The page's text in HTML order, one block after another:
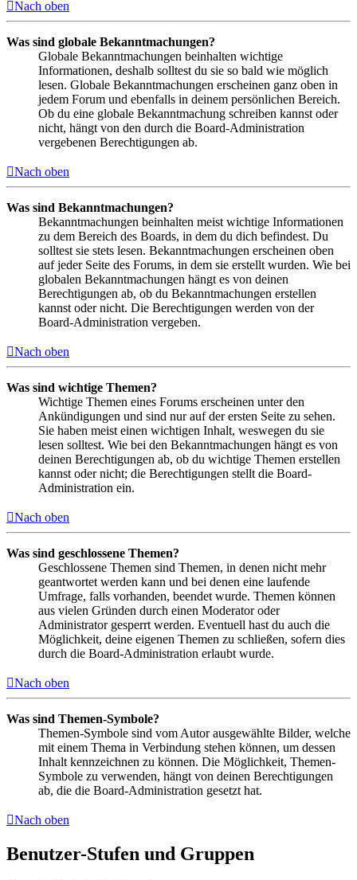
Nach oben
Was sind globale Bekanntmachungen?
Globale Bekanntmachungen beinhalten wichtige
Informationen, deshalb solltest du sie so bald wie möglich
lesen. Globale Bekanntmachungen erscheinen ganz oben in
jedem Forum und ebenfalls in deinem persönlichen Bereich.
Ob du eine globale Bekanntmachung schreiben kannst oder
nicht, hängt von den durch die Board-Administration
vergebenen Berechtigungen ab.
Nach oben
Was sind Bekanntmachungen?
Bekanntmachungen beinhalten meist wichtige Informationen
zu dem Bereich des Boards, in dem du dich befindest. Du
solltest sie stets lesen. Bekanntmachungen erscheinen oben
auf jeder Seite des Forums, in dem sie erstellt wurden. Wie bei
globalen Bekanntmachungen hängt es von deinen
Berechtigungen ab, ob du Bekanntmachungen erstellen
kannst oder nicht. Die Berechtigungen werden von der
Board-Administration vergeben.
Nach oben
Was sind wichtige Themen?
Wichtige Themen eines Forums erscheinen unter den
Ankündigungen und sind nur auf der ersten Seite zu sehen.
Sie haben meist einen wichtigen Inhalt, weswegen du sie
lesen solltest. Wie bei den Bekanntmachungen hängt es von
deinen Berechtigungen ab, ob du wichtige Themen erstellen
kannst oder nicht; die Berechtigungen stellt die Board-
Administration ein.
Nach oben
Was sind geschlossene Themen?
Geschlossene Themen sind Themen, in denen nicht mehr
geantwortet werden kann und bei denen eine laufende
Umfrage, falls vorhanden, beendet wurde. Themen können
aus vielen Gründen durch einen Moderator oder
Administrator gesperrt werden. Eventuell hast du auch die
Möglichkeit, deine eigenen Themen zu schließen, sofern dies
durch die Board-Administration erlaubt wurde.
Nach oben
Was sind Themen-Symbole?
Themen-Symbole sind vom Autor ausgewählte Bilder, welche
mit einem Thema in Verbindung stehen können, um dessen
Inhalt kennzeichnen zu können. Die Möglichkeit, Themen-
Symbole zu verwenden, hängt von deinen Berechtigungen
ab, die die Board-Administration gesetzt hat.
Nach oben
Benutzer-Stufen und Gruppen